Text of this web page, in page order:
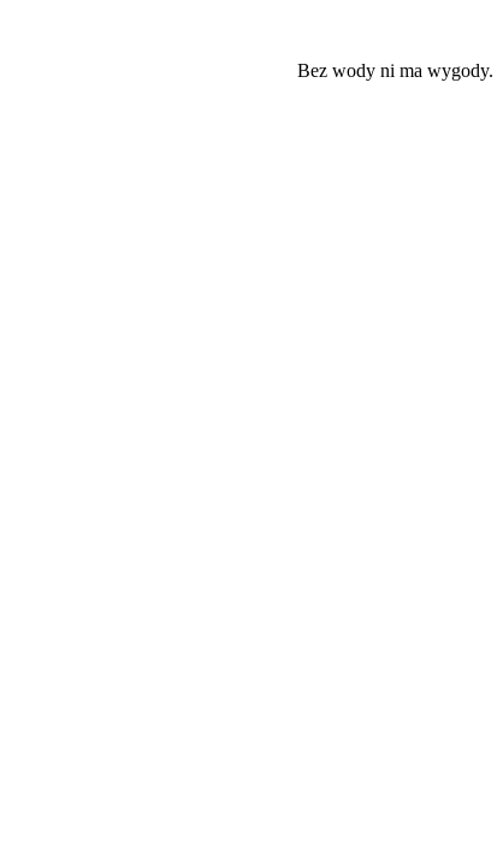
Bez wody ni ma wygody.